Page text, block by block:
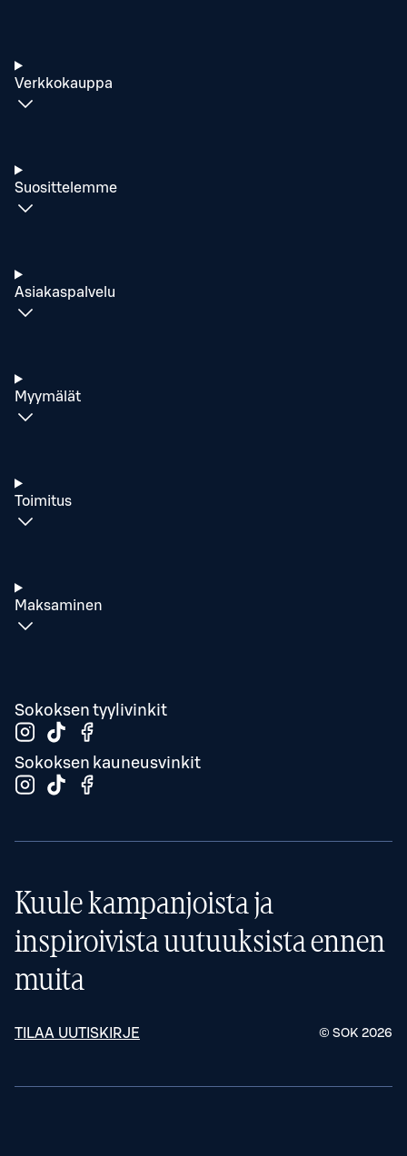
Verkkokauppa
Suosittelemme
Asiakaspalvelu
Myymälät
Toimitus
Maksaminen
Sokoksen tyylivinkit
Sokoksen kauneusvinkit
Kuule kampanjoista ja
inspiroivista uutuuksista ennen
muita
TILAA UUTISKIRJE © SOK 2026